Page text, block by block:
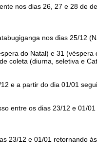
nos dias 26, 27 e 28 de
nos dias 25/12
do Natal) e 31 (véspera
coleta (diurna, seletiva e
e a partir do dia 01/01
entre os dias 23/12 e 01/
23/12 e 01/01 retornando